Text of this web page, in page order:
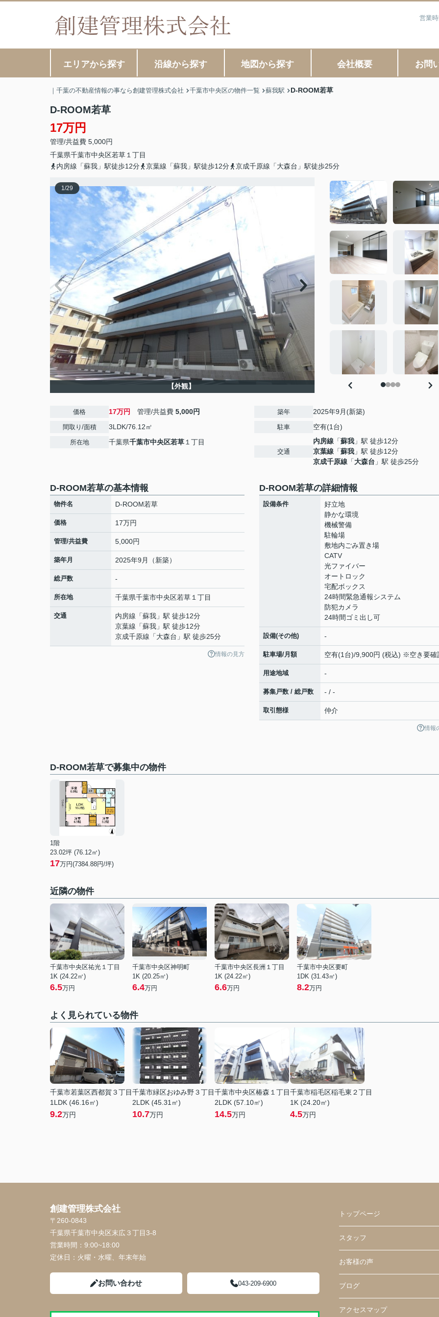
営業
エリアから探す 沿線から探す 地図から探す 会社概要 お問
｜千葉の不動産情報の事なら創建管理株式会社 千葉市中央区の物件一覧 蘇我駅 D-ROOM若草
D-ROOM若草
17万円
管理/共益費 5,000円
千葉県千葉市中央区若草 １丁目
内房線「蘇我」駅徒歩12分
京葉線「蘇我」駅徒歩12分 京成千原線「大森台」駅徒歩25分
1/29
【外観】
価格 17万円 管理/共益費 5,000円
間取り/面積 3LDK/76.12㎡
所在地 千葉県千葉市中央区若草 １丁目
築年 2025年9月(新築)
駐車 空有(1台)
交通
内房線 「蘇我 」駅 徒歩12分
京葉線 「蘇我 」駅 徒歩12分
京成千原線 「大森台 」駅 徒歩25分
D-ROOM若草の基本情報
物件名 D-ROOM若草
価格 17万円
管理/共益費 5,000円
築年月 2025年9月（新築）
総戸数 -
所在地 千葉県千葉市中央区若草 １丁目
交通 内房線 「蘇我 」駅 徒歩12分
京葉線 「蘇我 」駅 徒歩12分
京成千原線 「大森台 」駅 徒歩25分
情報の見方
D-ROOM若草の詳細情報
設備条件
好立地
静かな環境
機械警備
駐輪場
敷地内ごみ置き場
CATV
光ファイバー
オートロック
宅配ボックス
24時間緊急通報システム
防犯カメラ
24時間ゴミ出し可
設備(その他) -
駐車場/月額 空有(1台)/9,900円 (税込) ※空き要確
用途地域 -
募集戸数 / 総戸数 - / -
取引態様 仲介
情報
D-ROOM若草で募集中の物件
1階
23.02坪 (76.12㎡)
17万円(7384.88円/坪)
近隣の物件
千葉市中央区祐光１丁目
1K (24.22㎡)
6.5万円
千葉市中央区神明町
1K (20.25㎡)
6.4万円
千葉市中央区長洲１丁目
1K (24.22㎡)
6.6万円
千葉市中央区要町
1DK (31.43㎡)
8.2万円
よく見られている物件
千葉市若葉区西都賀３丁目
1LDK (46.16㎡)
9.2万円
千葉市緑区おゆみ野３丁目
2LDK (45.31㎡)
10.7万円
千葉市中央区椿森１丁目
2LDK (57.10㎡)
14.5万円
千葉市稲毛区稲毛東２丁目
1K (24.20㎡)
4.5万円
創建管理株式会社
〒260-0843
千葉県千葉市中央区末広３丁目3-8
営業時間： 9:00~18:00
定休日： 火曜・水曜、年末年始
お問い合わせ 043-209-6900
トップページ
スタッフ
お客様の声
ブログ
アクセスマップ